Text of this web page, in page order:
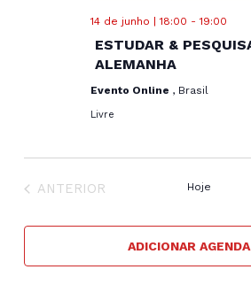
14 de junho | 18:00 -19:00
ESTUDAR &
ALEMANHA
Evento Online , Brasil
Livre
EVENTOS
ANTERIOR Hoje
ADICIONAR AGENDA